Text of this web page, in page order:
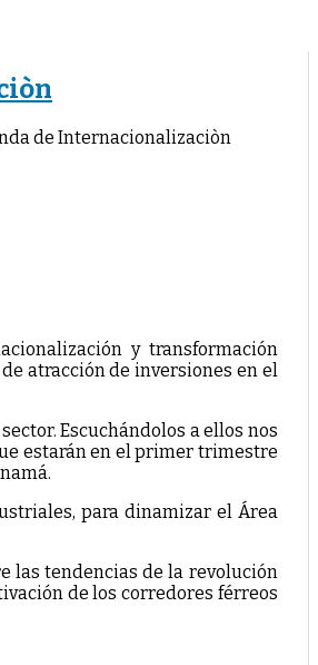
de Internacionalizaciòn
y transformación
atracción de inversiones en el
Escuchándolos a ellos nos
estarán en el primer trimestre
para dinamizar el Área
las tendencias de la revolución
de los corredores férreos